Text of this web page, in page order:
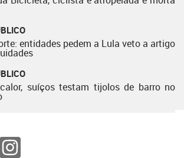
entidades pedem a Lula veto a artigo
suíços testam tijolos de barro no